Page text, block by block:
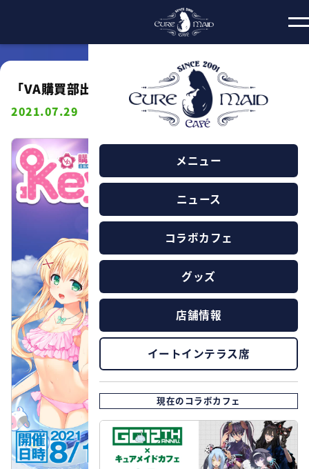
メニュー
ニュース
コラボカフェ
グッズ
店舗情報
イートインテラス席
現在のコラボカフェ
「VA購買部出張所2021」開催記念 Keyカフェ
2021.07.29